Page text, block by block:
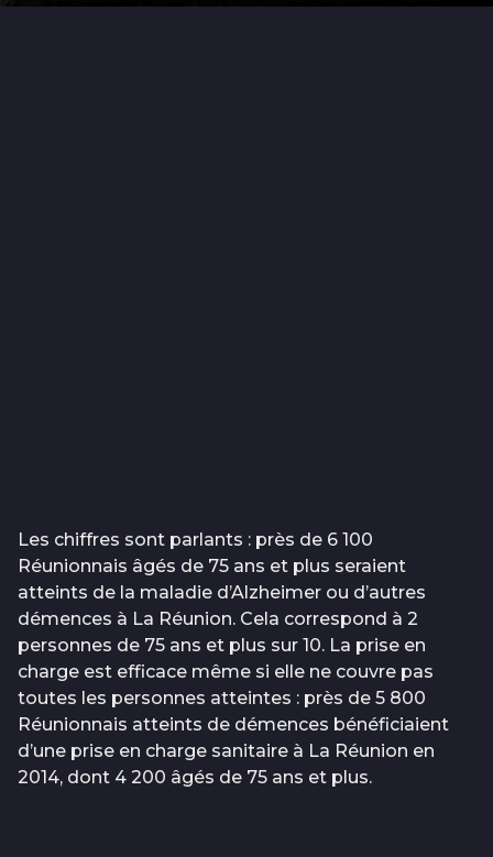
Les chiffres sont parlants : près de 6 100
Réunionnais âgés de 75 ans et plus seraient
atteints de la maladie d’Alzheimer ou d’autres
démences à La Réunion. Cela correspond à 2
personnes de 75 ans et plus sur 10. La prise en
charge est efficace même si elle ne couvre pas
toutes les personnes atteintes : près de 5 800
Réunionnais atteints de démences bénéficiaient
d’une prise en charge sanitaire à La Réunion en
2014, dont 4 200 âgés de 75 ans et plus.